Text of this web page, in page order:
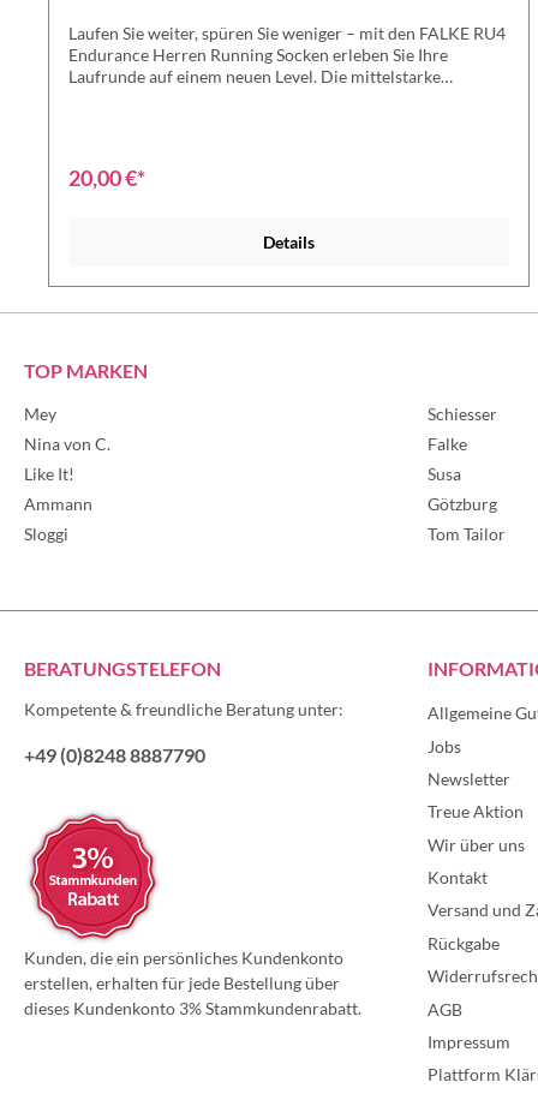
Laufen Sie weiter, spüren Sie weniger – mit den FALKE RU4
Endurance Herren Running Socken erleben Sie Ihre
Laufrunde auf einem neuen Level. Die mittelstarke
für ambitionierte Läufer, die Komfort und Leistung
Reduzierung von Druckstellen und Blasenbildung ✔️
Ergonomische Passform für präzisen Sitz ✔️ Ideal für
ambitioniertes Training und lange Distanzen Material: 40%
20,00 €*
Details
TOP MARKEN
Mey
Nina von C.
Like It!
Ammann
Sloggi
Schiesser
Falke
Susa
Götzburg
Tom Tailor
BERATUNGSTELEFON
Kompetente & freundliche Beratung unter:
+49 (0)8248 8887790
Kunden, die ein persönliches Kundenkonto
erstellen, erhalten für jede Bestellung über
dieses Kundenkonto 3% Stammkundenrabatt.
Allgemeine
Jobs
Newsletter
Treue Aktion
Wir über uns
Kontakt
Versand und
Rückgabe
AGB
Impressum
Plattform